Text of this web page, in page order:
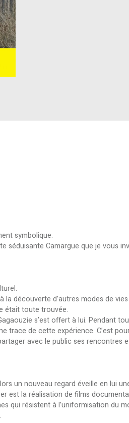
symbolique.
séduisante Camargue que je vous
découverte d’autres modes de vies
était toute trouvée.
s’est offert à lui. Pendant
de cette expérience. C’est
avec le public ses rencontres
un nouveau regard éveille en lui
est la réalisation de films
qui résistent à l’uniformisation du